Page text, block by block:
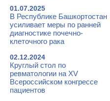
01.07.2025
В Республике Башкортостан
усиливает меры по ранней
диагностике почечно-
клеточного рака
02.12.2024
Круглый стол по
ревматологии на XV
Всероссийском конгрессе
пациентов